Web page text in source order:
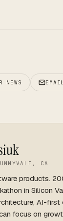
NEWS EMAIL
CA
products.
in Silicon
AI-first
focus on